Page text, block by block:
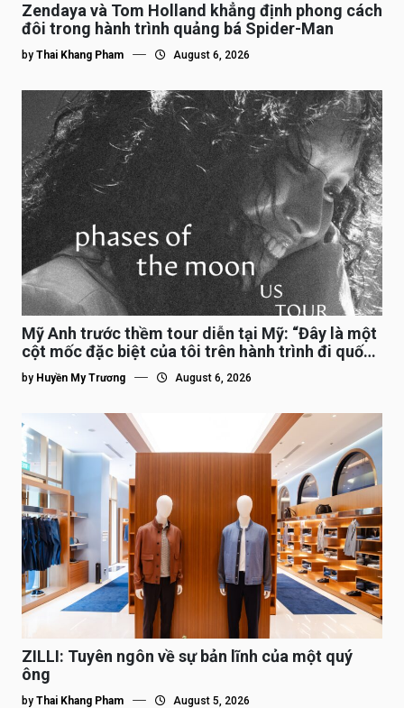
Zendaya và Tom Holland khẳng định phong cách
đôi trong hành trình quảng bá Spider-Man
by Thai Khang Pham August 6, 2026
Mỹ Anh trước thềm tour diễn tại Mỹ: “Đây là một
cột mốc đặc biệt của tôi trên hành trình đi quốc
tế”
by Huyền My Trương August 6, 2026
ZILLI: Tuyên ngôn về sự bản lĩnh của một quý
ông
by Thai Khang Pham August 5, 2026